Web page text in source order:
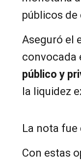
públicos
Aseguró el
convocada
público y
la liquidez
La nota fue
Con estas